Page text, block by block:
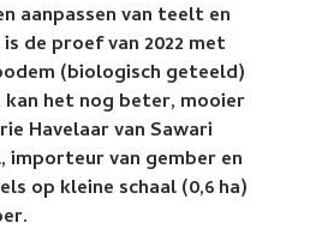
aanpassen van teelt en
de proef van 2022 met
(biologisch geteeld)
kan het nog beter, mooier
Havelaar van Sawari
importeur van gember en
op kleine schaal (0,6 ha)